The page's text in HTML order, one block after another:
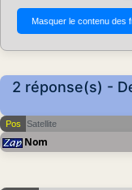
2 réponse(s) -
Pos Satellite
Nom